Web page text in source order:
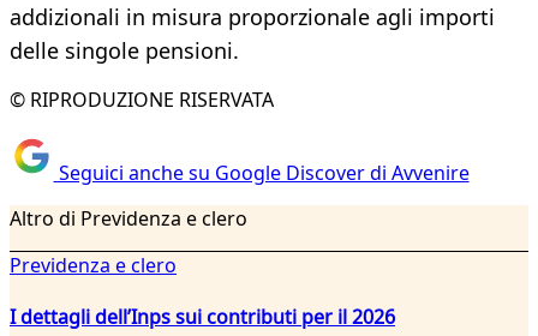
addizionali in misura proporzionale agli importi
delle singole pensioni.
© RIPRODUZIONE RISERVATA
Seguici anche su Google Discover di Avvenire
Altro di Previdenza e clero
Previdenza e clero
I dettagli dell’Inps sui contributi per il 2026